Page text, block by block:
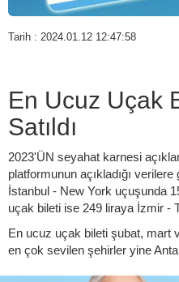
Tarih : 2024.01.12 12:47:58
En Ucuz Uçak
Satıldı
2023'ÜN seyahat karnesi
platformunun açıkladığı
İstanbul - New York uçuşunda
uçak bileti ise 249 liraya İzmir -
En ucuz uçak bileti şubat, mart
en çok sevilen şehirler yine